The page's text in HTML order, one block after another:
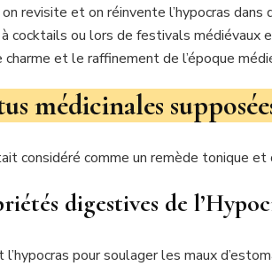
on revisite et on réinvente l’hypocras
cocktails ou lors de festivals médiévaux
charme et le raffinement de l’époque
médicinales
considéré comme un remède tonique et
digestives de
l’hypocras pour soulager les maux